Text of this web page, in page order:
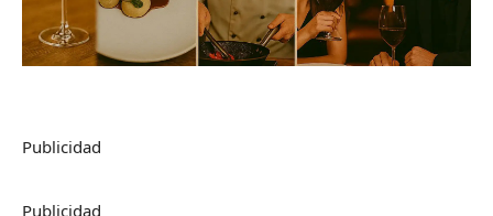
Publicidad
Publicidad